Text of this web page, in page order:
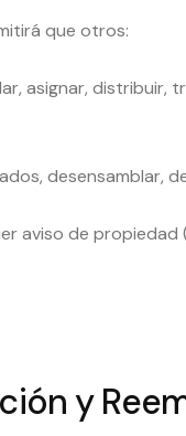
que otros:
asignar,
desensamblar,
aviso de
y